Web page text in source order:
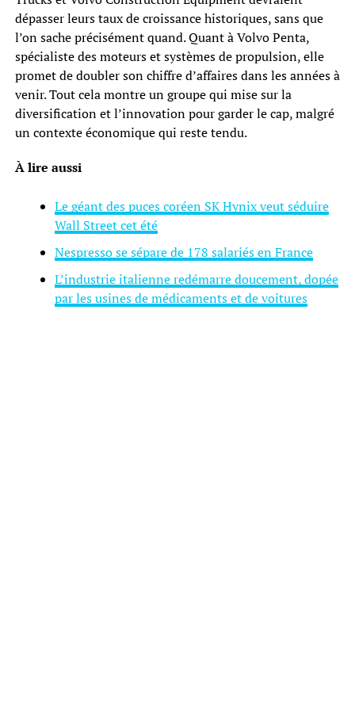
dépasser leurs taux de croissance historiques, sans que
l’on sache précisément quand. Quant à Volvo Penta,
spécialiste des moteurs et systèmes de propulsion, elle
promet de doubler son chiffre d’affaires dans les années à
venir. Tout cela montre un groupe qui mise sur la
diversification et l’innovation pour garder le cap, malgré
un contexte économique qui reste tendu.
À lire aussi
Le géant des puces coréen SK Hynix veut séduire
Wall Street cet été
Nespresso se sépare de 178 salariés en France
L’industrie italienne redémarre doucement, dopée
par les usines de médicaments et de voitures